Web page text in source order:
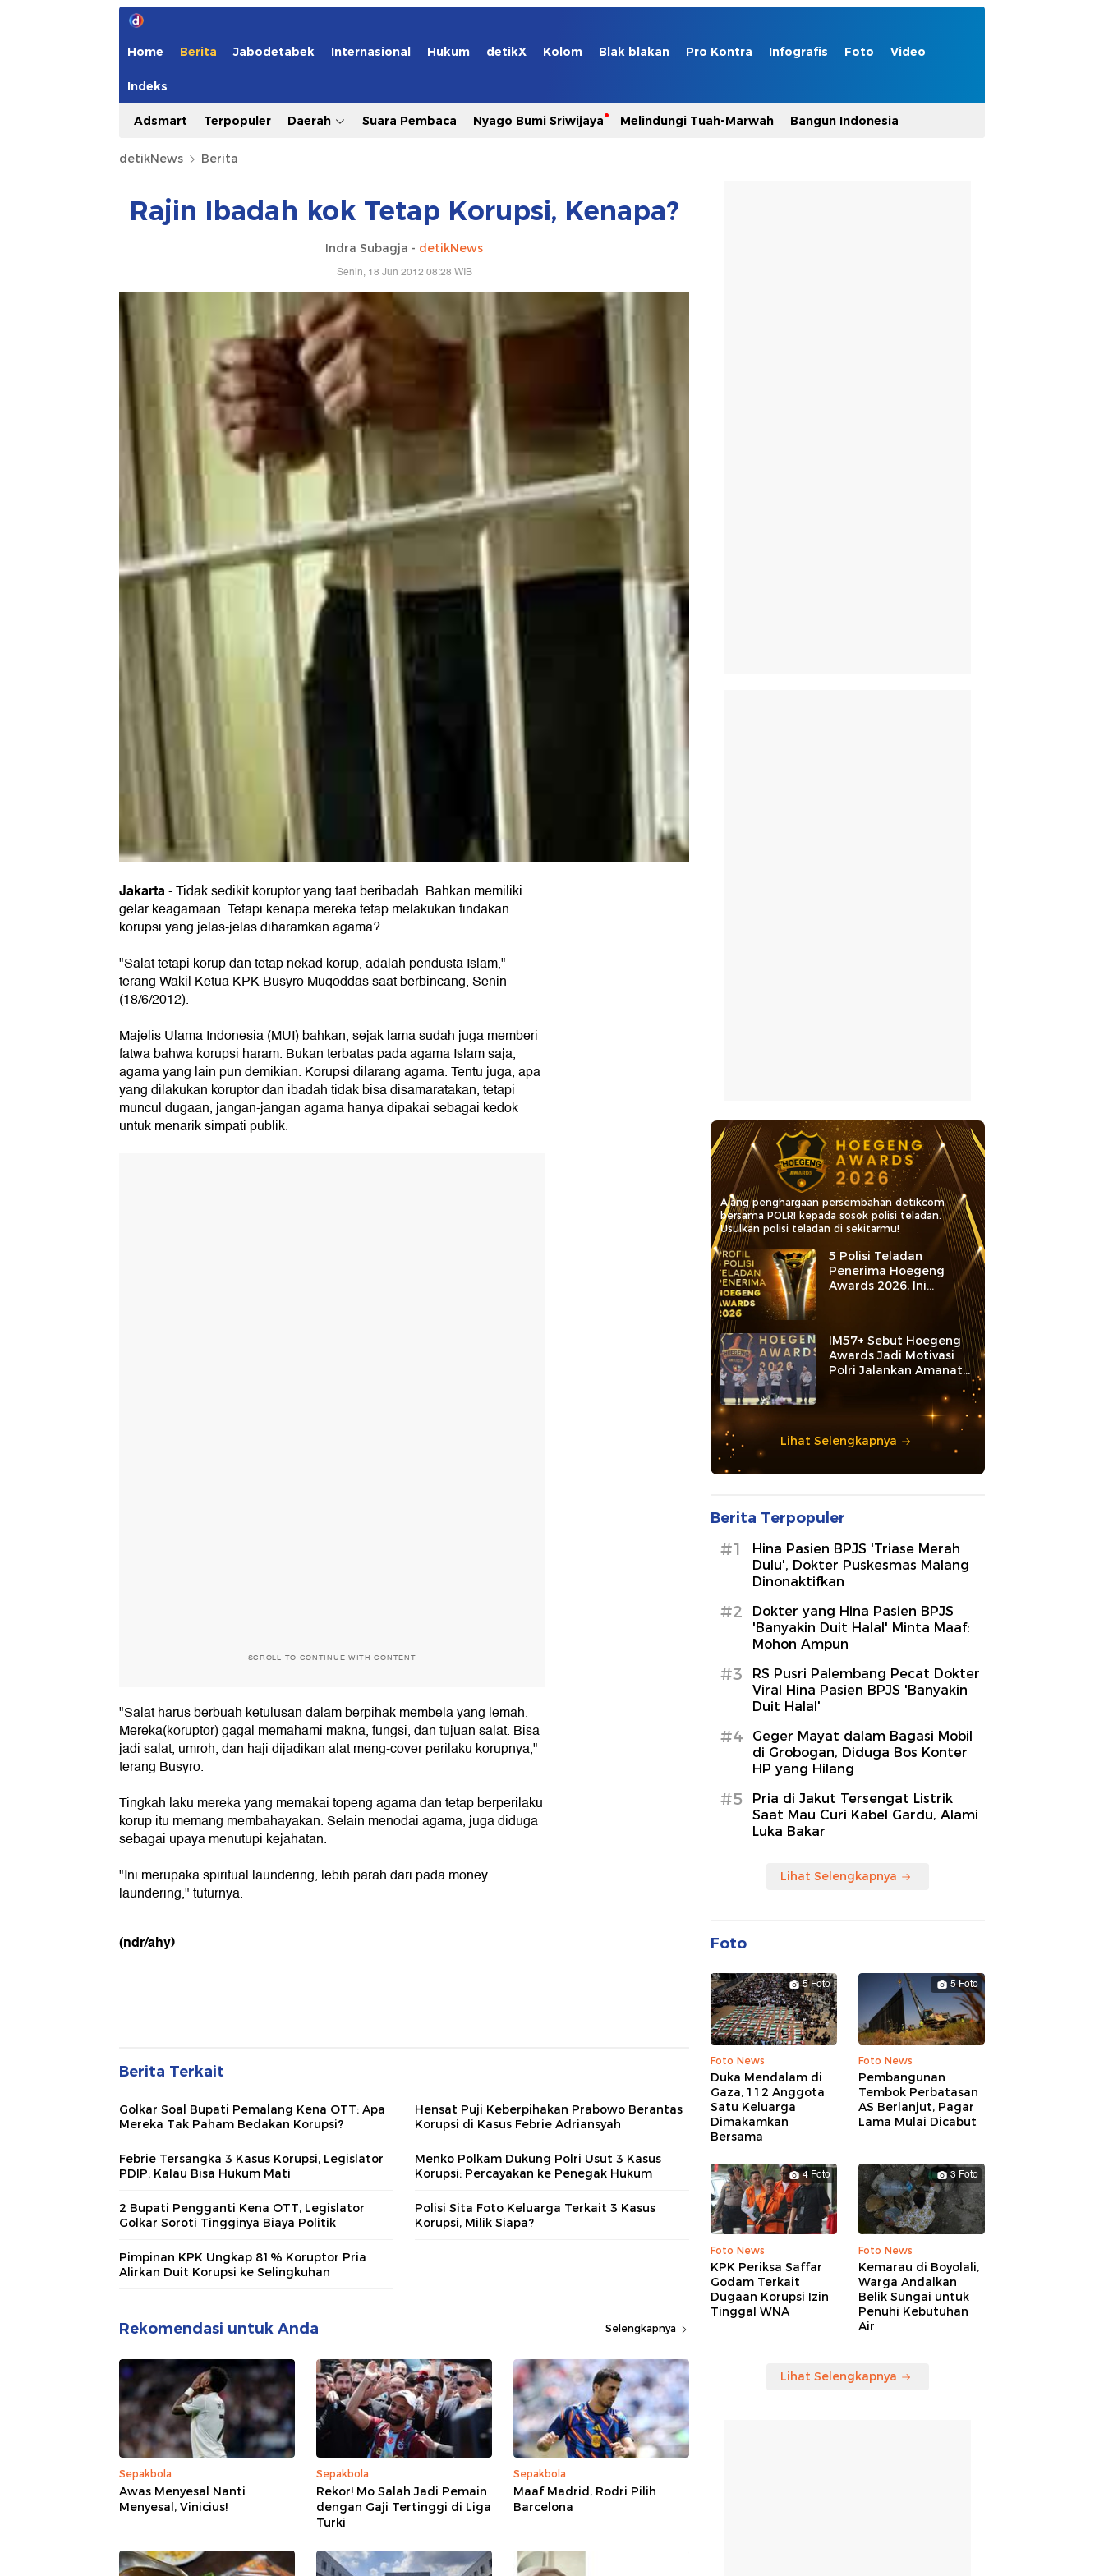
Home Berita Jabodetabek Internasional Hukum detikX Kolom Blak blakan Pro Kontra Infografis Foto Video
Indeks
Adsmart Terpopuler Daerah Suara Pembaca Nyago Bumi Sriwijaya Melindungi Tuah-Marwah Bangun Indonesia
detikNews Berita
Rajin Ibadah kok Tetap Korupsi, Kenapa?
Indra Subagja - detikNews
Senin, 18 Jun 2012 08:28 WIB
Jakarta-Tidak sedikit koruptor yang taat beribadah. Bahkan memiliki
gelar keagamaan. Tetapi kenapa mereka tetap melakukan tindakan
korupsi yang jelas-jelas diharamkan agama?
"Salat tetapi korup dan tetap nekad korup, adalah pendusta Islam,"
terang Wakil Ketua KPK Busyro Muqoddas saat berbincang, Senin
(18/6/2012).
Majelis Ulama Indonesia (MUI) bahkan, sejak lama sudah juga memberi
fatwa bahwa korupsi haram. Bukan terbatas pada agama Islam saja,
agama yang lain pun demikian. Korupsi dilarang agama. Tentu juga, apa
yang dilakukan koruptor dan ibadah tidak bisa disamaratakan, tetapi
muncul dugaan, jangan-jangan agama hanya dipakai sebagai kedok
untuk menarik simpati publik.
SCROLL TO CONTINUE WITH CONTENT
"Salat harus berbuah ketulusan dalam berpihak membela yang lemah.
Mereka(koruptor) gagal memahami makna, fungsi, dan tujuan salat. Bisa
jadi salat, umroh, dan haji dijadikan alat meng-cover perilaku korupnya,"
terang Busyro.
Tingkah laku mereka yang memakai topeng agama dan tetap berperilaku
korup itu memang membahayakan. Selain menodai agama, juga diduga
sebagai upaya menutupi kejahatan.
"Ini merupaka spiritual laundering, lebih parah dari pada money
laundering," tuturnya.
(ndr/ahy)
Berita Terkait
Golkar Soal Bupati Pemalang Kena OTT: Apa
Mereka Tak Paham Bedakan Korupsi?
Hensat Puji Keberpihakan Prabowo Berantas
Korupsi di Kasus Febrie Adriansyah
Febrie Tersangka 3 Kasus Korupsi, Legislator
PDIP: Kalau Bisa Hukum Mati
Menko Polkam Dukung Polri Usut 3 Kasus
Korupsi: Percayakan ke Penegak Hukum
2 Bupati Pengganti Kena OTT, Legislator
Golkar Soroti Tingginya Biaya Politik
Polisi Sita Foto Keluarga Terkait 3 Kasus
Korupsi, Milik Siapa?
Pimpinan KPK Ungkap 81% Koruptor Pria
Alirkan Duit Korupsi ke Selingkuhan
Rekomendasi untuk Anda Selengkapnya
Sepakbola
Awas Menyesal Nanti
Menyesal, Vinicius!
Sepakbola
Rekor! Mo Salah Jadi Pemain
dengan Gaji Tertinggi di Liga
Turki
Sepakbola
Maaf Madrid, Rodri Pilih
Barcelona
Ajang penghargaan persembahan detikcom
bersama POLRI kepada sosok polisi teladan.
Usulkan polisi teladan di sekitarmu!
5 Polisi Teladan
Penerima Hoegeng
Awards 2026, Ini
Kategori dan Kiprahnya
IM57+ Sebut Hoegeng
Awards Jadi Motivasi
Polri Jalankan Amanat
Lihat Selengkapnya
Berita Terpopuler
#1
Hina Pasien BPJS 'Triase Merah
Dulu', Dokter Puskesmas Malang
Dinonaktifkan
#2
Dokter yang Hina Pasien BPJS
'Banyakin Duit Halal' Minta Maaf:
Mohon Ampun
#3
RS Pusri Palembang Pecat Dokter
Viral Hina Pasien BPJS 'Banyakin
Duit Halal'
#4
Geger Mayat dalam Bagasi Mobil
di Grobogan, Diduga Bos Konter
HP yang Hilang
#5
Pria di Jakut Tersengat Listrik
Saat Mau Curi Kabel Gardu, Alami
Luka Bakar
Lihat Selengkapnya
Foto
5 Foto
Foto News
Duka Mendalam di
Gaza, 112 Anggota
Satu Keluarga
Dimakamkan
Bersama
5 Foto
Foto News
Pembangunan
Tembok Perbatasan
AS Berlanjut, Pagar
Lama Mulai Dicabut
4 Foto
Foto News
KPK Periksa Saffar
Godam Terkait
Dugaan Korupsi Izin
Tinggal WNA
3 Foto
Foto News
Kemarau di Boyolali,
Warga Andalkan
Belik Sungai untuk
Penuhi Kebutuhan
Air
Lihat Selengkapnya